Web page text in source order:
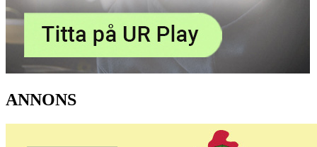
ANNONS